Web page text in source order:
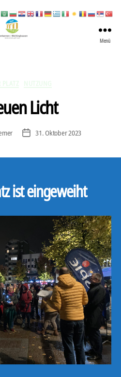
Menü
Licht
Veröffentlichungsdatum
31. Oktober 2023
ist eingeweiht